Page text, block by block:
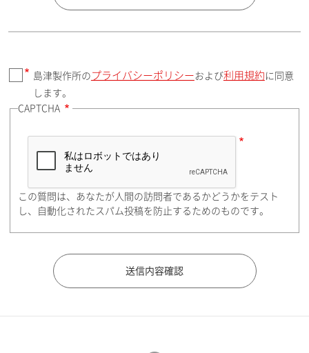
郵便番号（勤務先）
住所検索
都道府県（勤務先）
島津製作所の プライバシーポリシー および利用規約 に同意
します。
CAPTCHA
この質問は、あなたが人間の訪問者であるかどうかをテスト
し、自動化されたスパム投稿を防止するためのものです。